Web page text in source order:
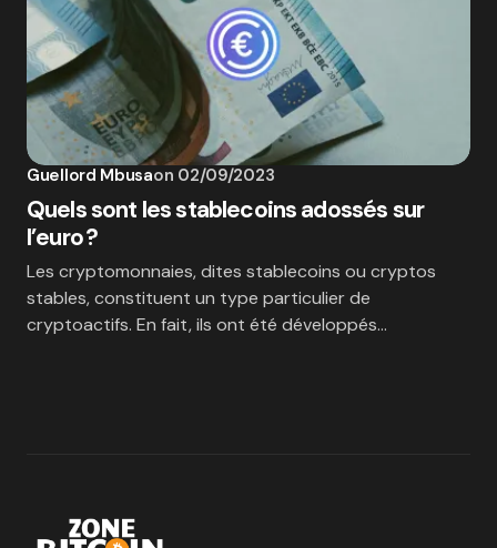
Guellord Mbusaon 02/09/2023
Quels sont les stablecoins adossés sur
l’euro ?
Les cryptomonnaies, dites stablecoins ou cryptos
stables, constituent un type particulier de
cryptoactifs. En fait, ils ont été développés…